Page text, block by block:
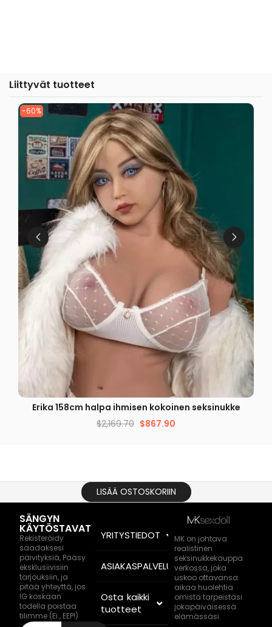
Liittyvät tuotteet
-60%
PIKAKATSELU
Erika 158cm halpa ihmisen kokoinen seksinukke
$2,169.70 $867.90
LISÄÄ OSTOSKORIIN
SÄNGYN
KÄYTÖSTAVAT
Rekisteröidy
saadaksesi
päivityksiä, Pääsy
eksklusiivisiin
tarjouksiin, ja
pitää yhteyttä, jos
IG koskaan
todella poistaa
tilimme (Ei., EEP!)
YRITYSTIEDOT
ASIAKASPALVELU
Osta kaikki
tuotteet
MK on johtava
realistinen
seksinukkekauppa
verkossa, joka
uskoo ottavansa
aikaa huolehtia
omista tarpeistasi
jokapäiväisessä
elämässäsi.